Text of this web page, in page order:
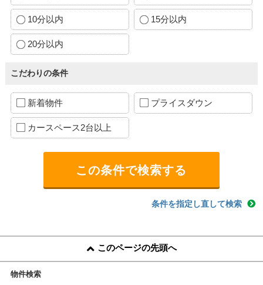
10分以内 15分以内
20分以内
こだわりの条件
新着物件 プライスダウン
カースペース2台以上
条件を指定し直して検索
このページの先頭へ
物件検索